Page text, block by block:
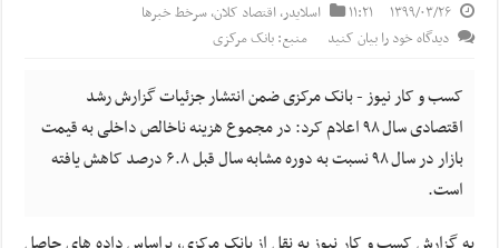
۱۳۹۹/۰۳/۲۶ ۱۱:۲۱ اسلایدر,اقتصاد کلان,سرخط خبرها
دیدگاه خود را بیان کنید
منبع: بانک مرکزی
کسب و کار نیوز - بانک مرکزی ضمن انتشار جزئیات گزارش رشد
اقتصادی سال ۹۸ اعلام کرد: در مجموع هزینه ناخالص داخلی به قیمت
بازار در سال ۹۸ نسبت به دوره مشابه سال قبل ۶.۸ درصد کاهش یافته
است.